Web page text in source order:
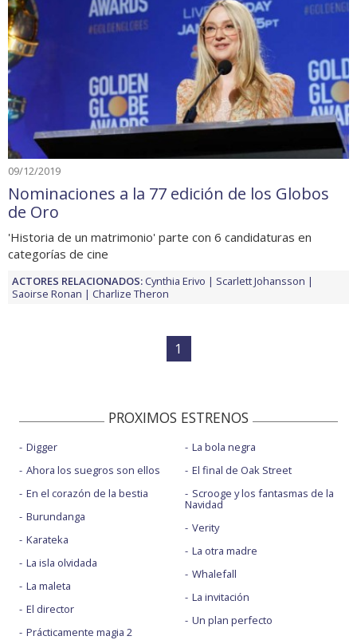
09/12/2019
Nominaciones a la 77 edición de los Globos
de Oro
'Historia de un matrimonio' parte con 6 candidaturas en
categorías de cine
ACTORES RELACIONADOS:Cynthia Erivo
Scarlett Johansson
Saoirse Ronan
Charlize Theron
1
PROXIMOS ESTRENOS
Digger
Ahora los suegros son ellos
En el corazón de la bestia
Burundanga
Karateka
La isla olvidada
La maleta
El director
Prácticamente magia 2
La bola negra
El final de Oak Street
Scrooge y los fantasmas de la
Navidad
Verity
La otra madre
Whalefall
La invitación
Un plan perfecto